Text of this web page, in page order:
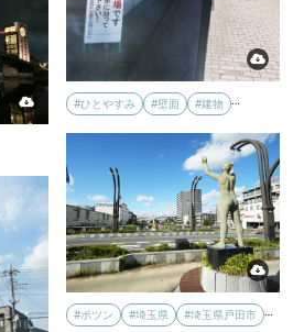
#ひとやすみ #壁面 #建物 …
#ポツン #埼玉県 #埼玉県戸田市 …